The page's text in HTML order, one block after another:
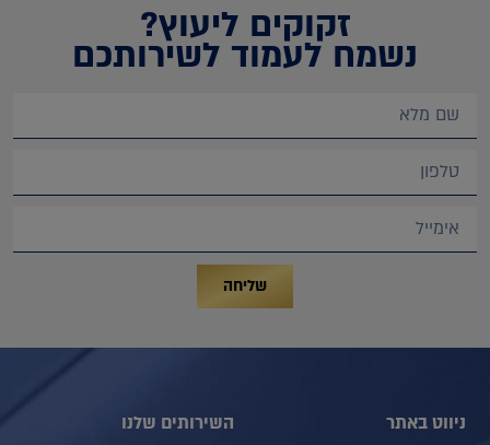
זקוקים ליעוץ?
נשמח לעמוד לשירותכם
שליחה
ניווט באתר השירותים שלנו